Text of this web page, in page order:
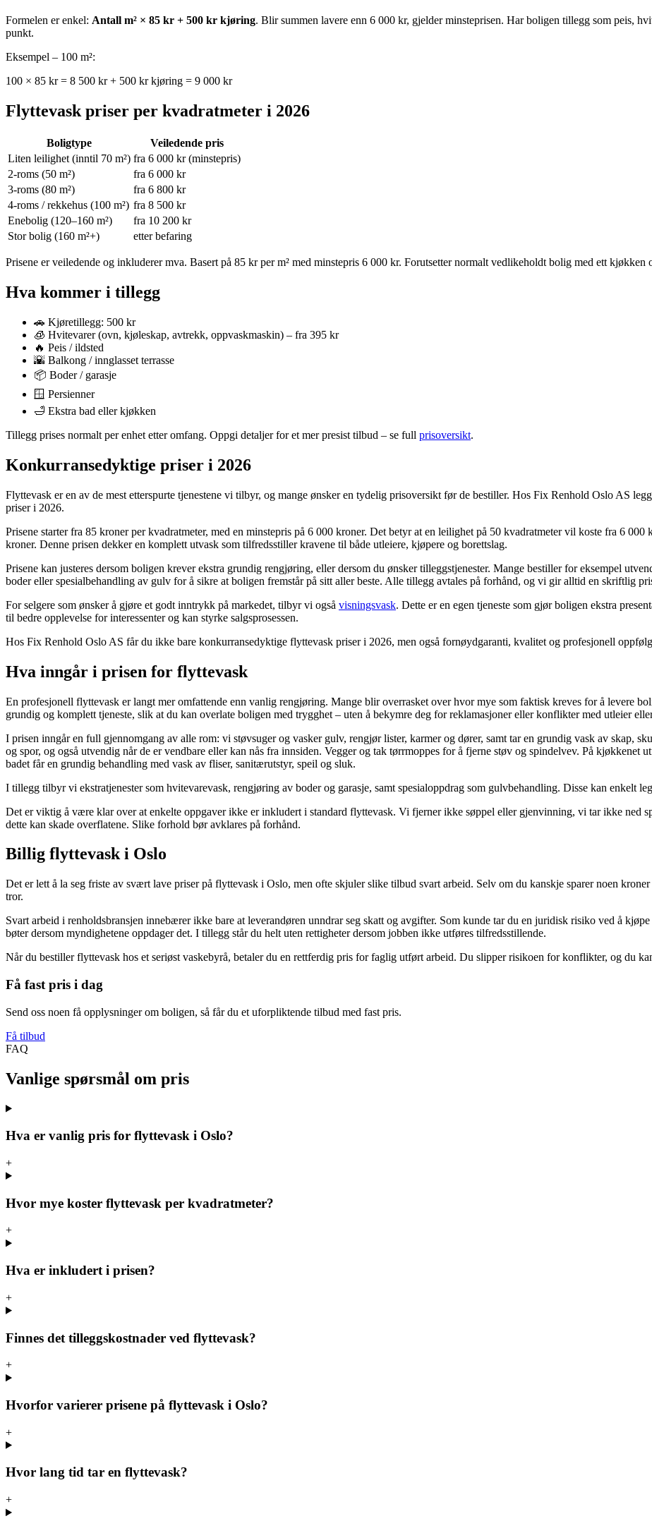
Formelen er enkel: Antall m² × 85 kr + 500 kr kjøring. Blir summen lavere enn 6 000 kr, gjelder minsteprisen. Har boligen tillegg som peis,
punkt.
Eksempel – 100 m²:
100 × 85 kr = 8 500 kr + 500 kr kjøring = 9 000 kr
Flyttevask priser per kvadratmeter i 2026
Boligtype
Veiledende pris
Liten leilighet (inntil 70 m²) fra 6 000 kr (minstepris)
2-roms (50 m²)
fra 6 000 kr
3-roms (80 m²)
fra 6 800 kr
4-roms / rekkehus (100 m²) fra 8 500 kr
Enebolig (120–160 m²)
fra 10 200 kr
Stor bolig (160 m²+)
etter befaring
Prisene er veiledende og inkluderer mva. Basert på 85 kr per m² med minstepris 6 000 kr. Forutsetter normalt vedlikeholdt bolig med ett kjøkken
Hva kommer i tillegg
🚗 Kjøretillegg: 500 kr
🧊 Hvitevarer (ovn, kjøleskap, avtrekk, oppvaskmaskin) – fra 395 kr
🔥 Peis / ildsted
🌇 Balkong / innglasset terrasse
📦 Boder / garasje
🪟 Persienner
🛁 Ekstra bad eller kjøkken
Tillegg prises normalt per enhet etter omfang. Oppgi detaljer for et mer presist tilbud – se full prisoversikt.
Konkurransedyktige priser i 2026
Flyttevask er en av de mest etterspurte tjenestene vi tilbyr, og mange ønsker en tydelig prisoversikt før de bestiller. Hos Fix Renhold Oslo AS
priser i 2026.
Prisene starter fra 85 kroner per kvadratmeter, med en minstepris på 6 000 kroner. Det betyr at en leilighet på 50 kvadratmeter vil koste fra 6
kroner. Denne prisen dekker en komplett utvask som tilfredsstiller kravene til både utleiere, kjøpere og borettslag.
Prisene kan justeres dersom boligen krever ekstra grundig rengjøring, eller dersom du ønsker tilleggstjenester. Mange bestiller for eksempel
boder eller spesialbehandling av gulv for å sikre at boligen fremstår på sitt aller beste. Alle tillegg avtales på forhånd, og vi gir alltid en skriftlig
For selgere som ønsker å gjøre et godt inntrykk på markedet, tilbyr vi også visningsvask. Dette er en egen tjeneste som gjør boligen ekstra
til bedre opplevelse for interessenter og kan styrke salgsprosessen.
Hos Fix Renhold Oslo AS får du ikke bare konkurransedyktige flyttevask priser i 2026, men også fornøydgaranti, kvalitet og profesjonell
Hva inngår i prisen for flyttevask
En profesjonell flyttevask er langt mer omfattende enn vanlig rengjøring. Mange blir overrasket over hvor mye som faktisk kreves for å levere
grundig og komplett tjeneste, slik at du kan overlate boligen med trygghet – uten å bekymre deg for reklamasjoner eller konflikter med utleier
I prisen inngår en full gjennomgang av alle rom: vi støvsuger og vasker gulv, rengjør lister, karmer og dører, samt tar en grundig vask av skap,
og spor, og også utvendig når de er vendbare eller kan nås fra innsiden. Vegger og tak tørrmoppes for å fjerne støv og spindelvev. På kjøkkenet
badet får en grundig behandling med vask av fliser, sanitærutstyr, speil og sluk.
I tillegg tilbyr vi ekstratjenester som hvitevarevask, rengjøring av boder og garasje, samt spesialoppdrag som gulvbehandling. Disse kan enkelt
Det er viktig å være klar over at enkelte oppgaver ikke er inkludert i standard flyttevask. Vi fjerner ikke søppel eller gjenvinning, vi tar ikke ned
dette kan skade overflatene. Slike forhold bør avklares på forhånd.
Billig flyttevask i Oslo
Det er lett å la seg friste av svært lave priser på flyttevask i Oslo, men ofte skjuler slike tilbud svart arbeid. Selv om du kanskje sparer noen
tror.
Svart arbeid i renholdsbransjen innebærer ikke bare at leverandøren unndrar seg skatt og avgifter. Som kunde tar du en juridisk risiko ved å
bøter dersom myndighetene oppdager det. I tillegg står du helt uten rettigheter dersom jobben ikke utføres tilfredsstillende.
Når du bestiller flyttevask hos et seriøst vaskebyrå, betaler du en rettferdig pris for faglig utført arbeid. Du slipper risikoen for konflikter, og du
Få fast pris i dag
Send oss noen få opplysninger om boligen, så får du et uforpliktende tilbud med fast pris.
Få tilbud
FAQ
Vanlige spørsmål om pris
Hva er vanlig pris for flyttevask i Oslo?
+
Hvor mye koster flyttevask per kvadratmeter?
+
Hva er inkludert i prisen?
+
Finnes det tilleggskostnader ved flyttevask?
+
Hvorfor varierer prisene på flyttevask i Oslo?
+
Hvor lang tid tar en flyttevask?
+